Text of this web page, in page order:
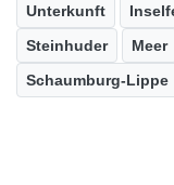
Unterkunft
Steinhuder
Meer
Schaumburg-Lippe